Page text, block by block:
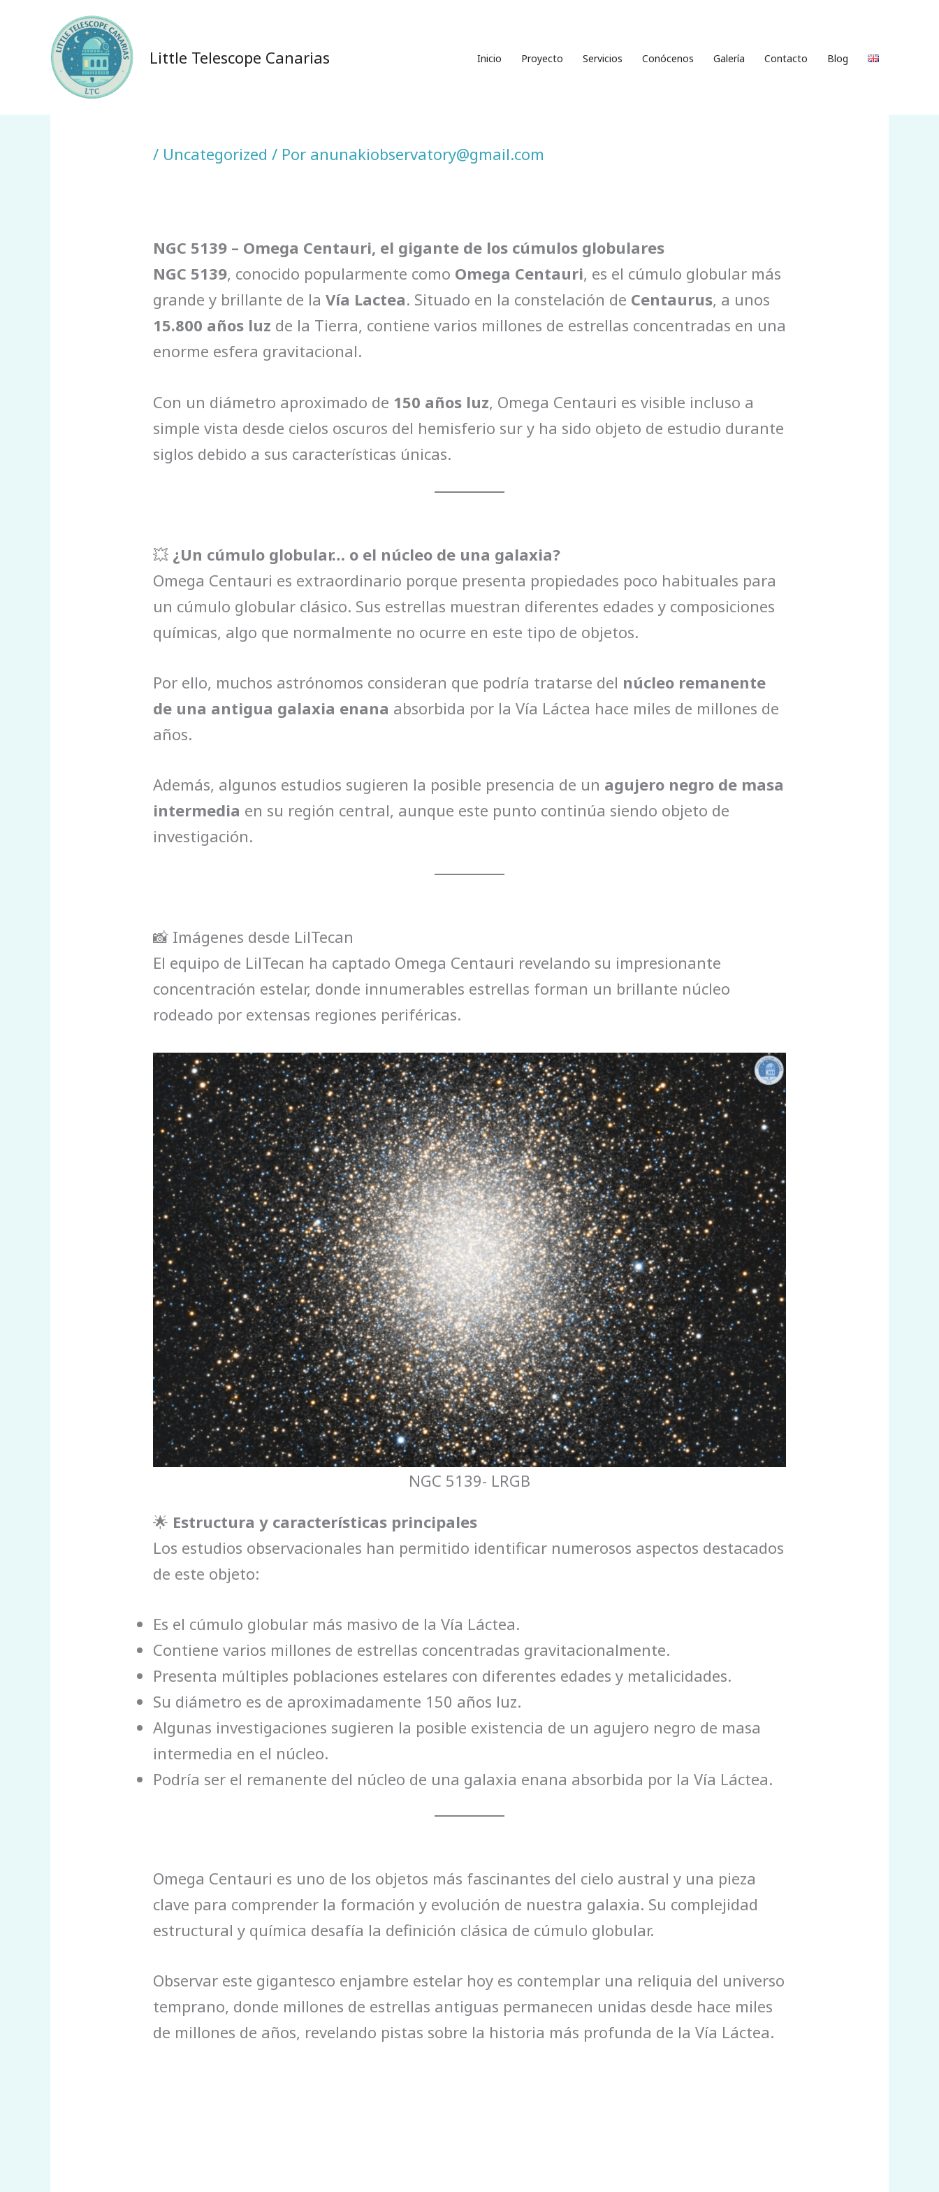
contenido
Little Telescope Canarias Inicio Proyecto Servicios Conócenos Galería Contacto Blog
/ Uncategorized / Por anunakiobservatory@gmail.com
NGC 5139 – Omega Centauri, el gigante de los cúmulos globulares
NGC 5139, conocido popularmente como Omega Centauri, es el cúmulo globular más
grande y brillante de la Vía Lactea. Situado en la constelación de Centaurus, a unos
15.800 años luz de la Tierra, contiene varios millones de estrellas concentradas en una
enorme esfera gravitacional.
Con un diámetro aproximado de 150 años luz, Omega Centauri es visible incluso a
simple vista desde cielos oscuros del hemisferio sur y ha sido objeto de estudio durante
siglos debido a sus características únicas.
💥 ¿Un cúmulo globular… o el núcleo de una galaxia?
Omega Centauri es extraordinario porque presenta propiedades poco habituales para
un cúmulo globular clásico. Sus estrellas muestran diferentes edades y composiciones
químicas, algo que normalmente no ocurre en este tipo de objetos.
Por ello, muchos astrónomos consideran que podría tratarse del núcleo remanente
de una antigua galaxia enana absorbida por la Vía Láctea hace miles de millones de
años.
Además, algunos estudios sugieren la posible presencia de un agujero negro de masa
intermedia en su región central, aunque este punto continúa siendo objeto de
investigación.
📸 Imágenes desde LilTecan
El equipo de LilTecan ha captado Omega Centauri revelando su impresionante
concentración estelar, donde innumerables estrellas forman un brillante núcleo
rodeado por extensas regiones periféricas.
NGC 5139- LRGB
🌟 Estructura y características principales
Los estudios observacionales han permitido identificar numerosos aspectos destacados
de este objeto:
Es el cúmulo globular más masivo de la Vía Láctea.
Contiene varios millones de estrellas concentradas gravitacionalmente.
Presenta múltiples poblaciones estelares con diferentes edades y metalicidades.
Su diámetro es de aproximadamente 150 años luz.
Algunas investigaciones sugieren la posible existencia de un agujero negro de masa
intermedia en el núcleo.
Podría ser el remanente del núcleo de una galaxia enana absorbida por la Vía Láctea.
Omega Centauri es uno de los objetos más fascinantes del cielo austral y una pieza
clave para comprender la formación y evolución de nuestra galaxia. Su complejidad
estructural y química desafía la definición clásica de cúmulo globular.
Observar este gigantesco enjambre estelar hoy es contemplar una reliquia del universo
temprano, donde millones de estrellas antiguas permanecen unidas desde hace miles
de millones de años, revelando pistas sobre la historia más profunda de la Vía Láctea.